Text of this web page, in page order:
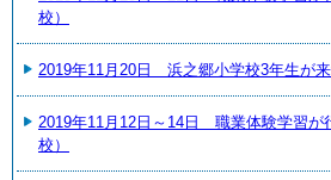
校）
2019年11月20日 浜之郷小学校3年生が
2019年11月12日～14日 職業体験学習が
校）